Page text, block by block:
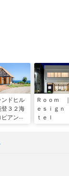
ンドヒル
登３２海
アンハ
Ｒｏｏｍ
ｅｓｉｇ
ｔｅｌ